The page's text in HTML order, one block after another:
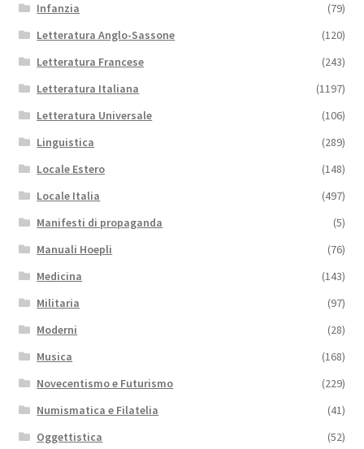
Infanzia
(79)
Letteratura Anglo-Sassone
(120)
Letteratura Francese
(243)
Letteratura Italiana
(1197)
Letteratura Universale
(106)
Linguistica
(289)
Locale Estero
(148)
Locale Italia
(497)
Manifesti di propaganda
(5)
Manuali Hoepli
(76)
Medicina
(143)
Militaria
(97)
Moderni
(28)
Musica
(168)
Novecentismo e Futurismo
(229)
Numismatica e Filatelia
(41)
Oggettistica
(52)